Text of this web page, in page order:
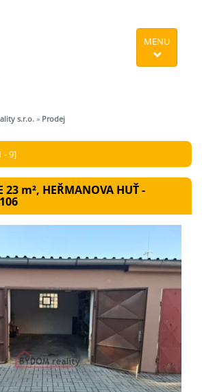
MENU
s.r.o. » Prodej
- 9]
23 m², HEŘMANOVA HUŤ -